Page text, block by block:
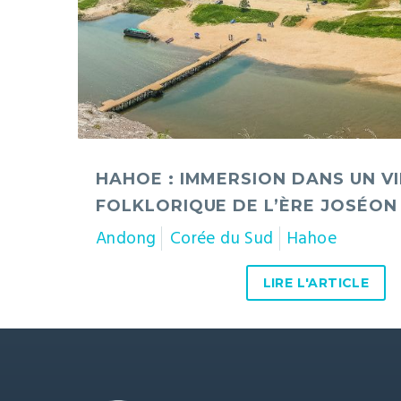
l’ère
Joséon
HAHOE : IMMERSION DANS UN
FOLKLORIQUE DE L’ÈRE JOSÉON
Andong Corée du Sud Hahoe
LIRE L'ARTICLE